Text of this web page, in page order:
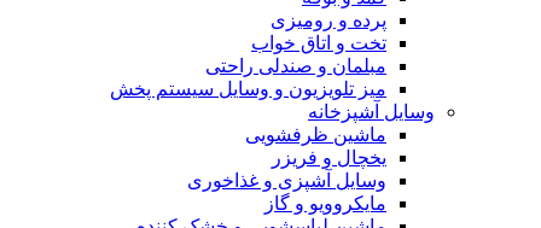
پرده و رومیزی
تخت و اتاق خواب
مبلمان و صندلی راحتی
میز تلویزیون و وسایل سیستم پخش
وسایل آشپزخانه
ماشین ظرفشویی
یخچال و فریزر
وسایل آشپزی و غذاخوری
مایکروویو و گاز